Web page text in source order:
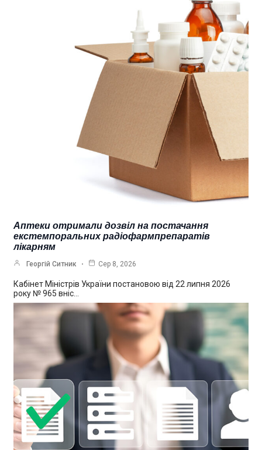
Аптеки отримали дозвіл на постачання
екстемпоральних радіофармпрепаратів
лікарням
Георгій Ситник Сер 8, 2026
Кабінет Міністрів України постановою від 22 липня 2026
року № 965 вніс…